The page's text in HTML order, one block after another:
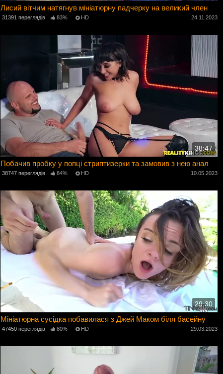
Лисий вітчим натягнув мініатюрну падчерку на великий член
31391 переглядів 83% HD 24.11.2023
38:47
Побачив пробку у попці стриптизерки та замовив з нею анал
38747 переглядів 84% HD 10.05.2023
29:30
Мініатюрна сусідка побавилася з Джей Маком біля басейну
47450 переглядів 80% HD 29.03.2023